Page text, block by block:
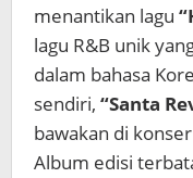
menantikan lagu
lagu R&B unik
dalam bahasa
sendiri, “Santa
bawakan di
Album edisi